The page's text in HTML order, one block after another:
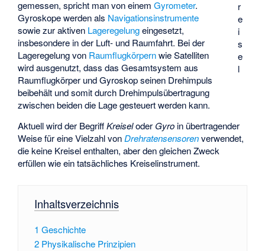
r
e
i
s
e
l
gemessen, spricht man von einemGyrometer.
Gyroskope werden als Navigationsinstrumente
sowie zur aktiven Lageregelungeingesetzt,
insbesondere in der Luft- und Raumfahrt. Bei der
Lageregelung von Raumflugkörpernwie Satelliten
wird ausgenutzt, dass das Gesamtsystem aus
Raumflugkörper und Gyroskop seinen Drehimpuls
beibehält und somit durch Drehimpulsübertragung
zwischen beiden die Lage gesteuert werden kann.
Aktuell wird der BegriffKreiseloder Gyro in übertragender
Weise für eine Vielzahl vonDrehratensensorenverwendet,
die keine Kreisel enthalten, aber den gleichen Zweck
erfüllen wie ein tatsächliches Kreiselinstrument.
Inhaltsverzeichnis
1 Geschichte
2 Physikalische Prinzipien